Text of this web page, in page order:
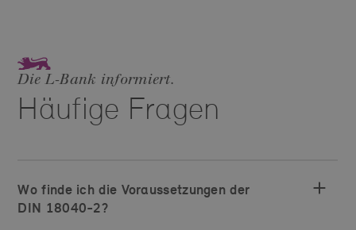
Die L‑Bank informiert.
Häufige Fragen
Wo finde ich die Voraussetzungen der
DIN 18040-2?